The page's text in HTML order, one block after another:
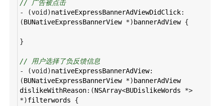
// 广告被点击
-
(void )nativeExpressBannerAdViewDidClick:
(BUNativeExpressBannerView *) bannerAdView {
}
// 用户选择了负反馈信息
-
(void )nativeExpressBannerAdView:
(BUNativeExpressBannerView *) bannerAdView
dislikeWithReason:(NSArray<BUDislikeWords
*>
*)filterwords {